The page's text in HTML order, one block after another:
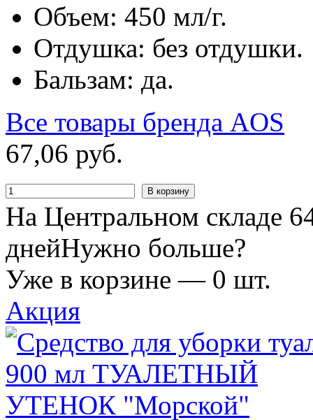
Объем: 450 мл/г.
Отдушка: без отдушки.
Бальзам: да.
Все товары бренда AOS
67,06 руб.
В корзину
На Центральном складе
днейНужно больше?
Уже в корзине — 0 шт.
Акция